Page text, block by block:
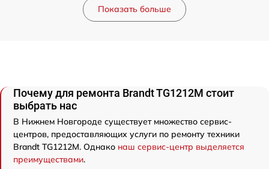
Показать больше
Почему для ремонта Brandt TG1212M стоит
выбрать нас
В Нижнем Новгороде существует множество сервис-
центров, предоставляющих услуги по ремонту техники
Brandt TG1212M. Однако наш сервис-центр выделяется
преимуществами.